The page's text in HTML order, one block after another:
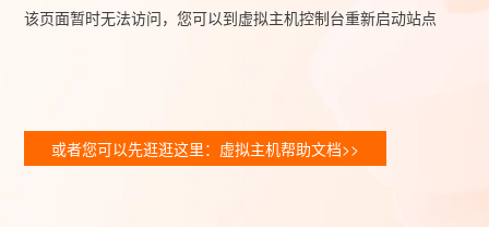
该页面暂时无法访问，您可以到虚拟主机控制台重新启动站点
或者您可以先逛逛这里：虚拟主机帮助文档>>